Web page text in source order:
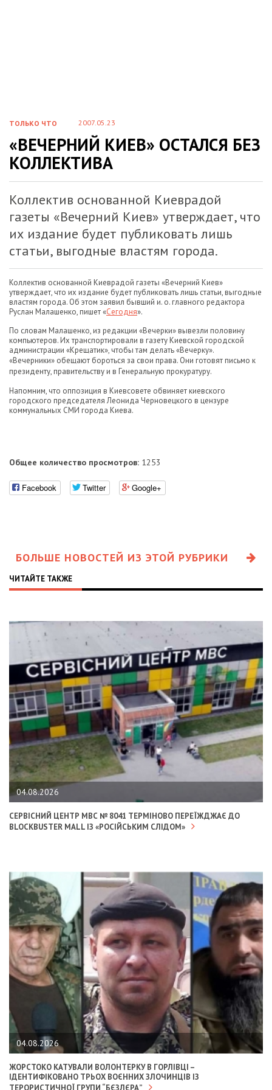
ТОЛЬКО ЧТО 2007.05.23
«ВЕЧЕРНИЙ КИЕВ» ОСТАЛСЯ БЕЗ
КОЛЛЕКТИВА
Коллектив основанной Киеврадой
газеты «Вечерний Киев» утверждает, что
их издание будет публиковать лишь
статьи, выгодные властям города.
Коллектив основанной Киеврадой газеты «Вечерний Киев»
утверждает, что их издание будет публиковать лишь статьи, выгодные
властям города. Об этом заявил бывший и. о. главного редактора
Руслан Малашенко, пишет «Сегодня».
По словам Малашенко, из редакции «Вечерки» вывезли половину
компьютеров. Их транспортировали в газету Киевской городской
администрации «Крещатик», чтобы там делать «Вечерку».
«Вечерники» обещают бороться за свои права. Они готовят письмо к
президенту, правительству и в Генеральную прокуратуру.
Напомним, что оппозиция в Киевсовете обвиняет киевского
городского председателя Леонида Черновецкого в цензуре
коммунальных СМИ города Киева.
Общее количество просмотров: 1253
Facebook Twitter Google+
БОЛЬШЕ НОВОСТЕЙ ИЗ ЭТОЙ РУБРИКИ
ЧИТАЙТЕ ТАКЖЕ
04.08.2026
СЕРВІСНИЙ ЦЕНТР МВС № 8041 ТЕРМІНОВО ПЕРЕЇЖДЖАЄ ДО
BLOCKBUSTER MALL ІЗ «РОСІЙСЬКИМ СЛІДОМ»
04.08.2026
ЖОРСТОКО КАТУВАЛИ ВОЛОНТЕРКУ В ГОРЛІВЦІ –
ІДЕНТИФІКОВАНО ТРЬОХ ВОЄННИХ ЗЛОЧИНЦІВ ІЗ
ТЕРОРИСТИЧНОЇ ГРУПИ “БЄЗЛЄРА”